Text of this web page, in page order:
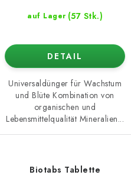
auf Lager (57 Stk.)
DETAIL
Universaldünger für Wachstum
und Blüte Kombination von
organischen und
Lebensmittelqualität Mineralien...
Biotabs Tablette